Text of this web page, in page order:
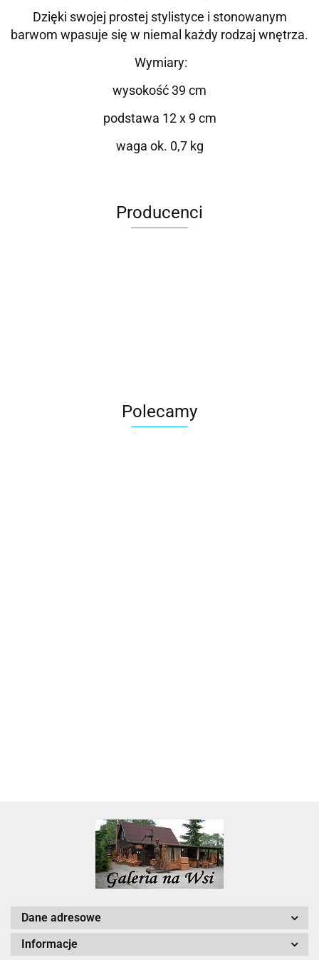
Dzięki swojej prostej stylistyce i stonowanym
barwom wpasuje się w niemal każdy rodzaj wnętrza.
Wymiary:
wysokość 39 cm
podstawa 12 x 9 cm
waga ok. 0,7 kg
Producenci
Polecamy
Dane adresowe
Informacje